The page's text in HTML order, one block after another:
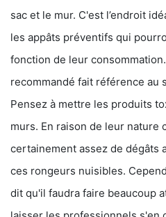
sac et le mur. C'est l’endroit
les appâts préventifs qui
fonction de leur
recommandé fait référence au
Pensez à mettre les produits
murs. En raison de leur nature
certainement assez de dégâts
ces rongeurs nuisibles.
dit qu'il faudra faire beaucoup